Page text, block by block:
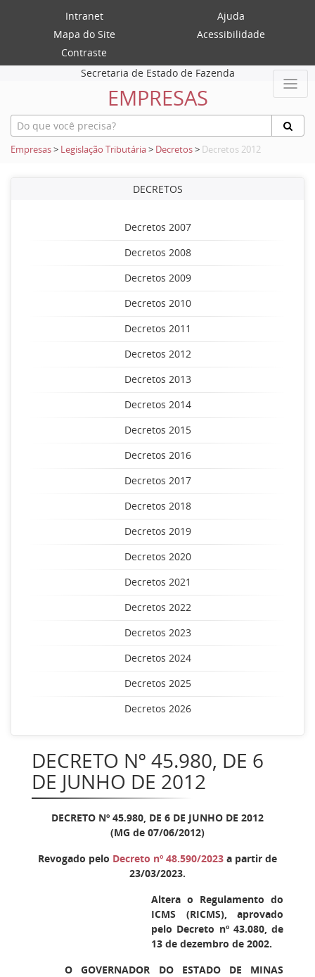
Intranet
Ajuda
Mapa do Site
Acessibilidade
Contraste
Secretaria de Estado de Fazenda
EMPRESAS
Empresas> Legislação Tributária> Decretos> Decretos 2012
DECRETOS
Decretos 2007
Decretos 2008
Decretos 2009
Decretos 2010
Decretos 2011
Decretos 2012
Decretos 2013
Decretos 2014
Decretos 2015
Decretos 2016
Decretos 2017
Decretos 2018
Decretos 2019
Decretos 2020
Decretos 2021
Decretos 2022
Decretos 2023
Decretos 2024
Decretos 2025
Decretos 2026
DECRETO Nº 45.980, DE 6
DE JUNHO DE 2012
DECRETO Nº 45.980, DE 6 DE JUNHO DE 2012
(MG de 07/06/2012)
Revogado pelo Decreto nº 48.590/2023 a partir de
23/03/2023.
Altera o Regulamento do
ICMS (RICMS), aprovado
pelo Decreto nº 43.080, de
13 de dezembro de 2002.
O GOVERNADOR DO ESTADO DE MINAS